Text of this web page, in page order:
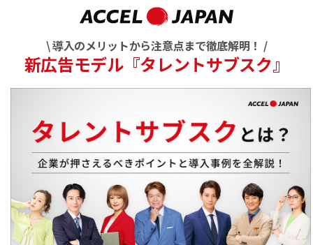
\ 導入のメリットから注意点まで徹底解明！ /
新広告モデル『タレントサブスク』